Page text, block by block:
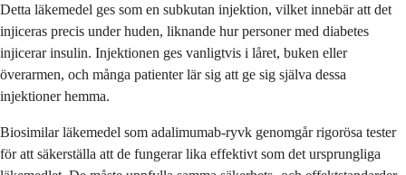
Detta läkemedel ges som en subkutan injektion, vilket innebär att det
injiceras precis under huden, liknande hur personer med diabetes
injicerar insulin. Injektionen ges vanligtvis i låret, buken eller
överarmen, och många patienter lär sig att ge sig själva dessa
injektioner hemma.
Biosimilar läkemedel som adalimumab-ryvk genomgår rigorösa tester
för att säkerställa att de fungerar lika effektivt som det ursprungliga